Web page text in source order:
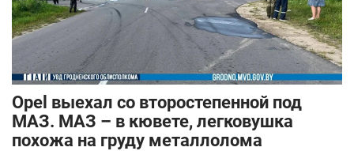
Opel выехал со второстепенной под
МАЗ. МАЗ – в кювете, легковушка
похожа на груду металлолома